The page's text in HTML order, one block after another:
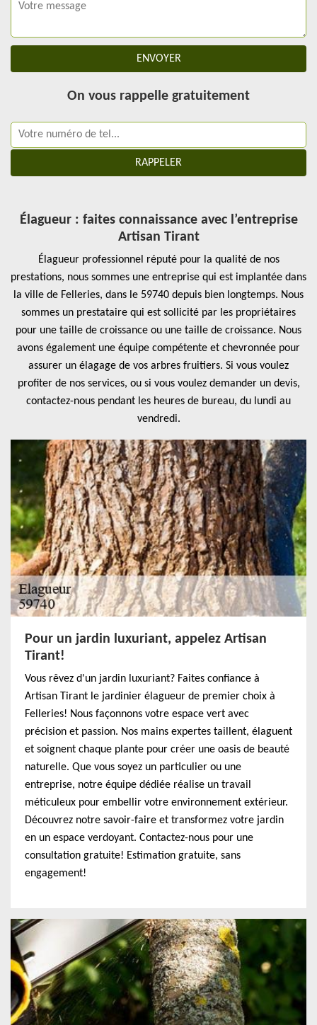
On vous rappelle gratuitement
Élagueur : faites connaissance avec l’entreprise
Artisan Tirant
Élagueur professionnel réputé pour la qualité de nos
prestations, nous sommes une entreprise qui est implantée dans
la ville de Felleries, dans le 59740 depuis bien longtemps. Nous
sommes un prestataire qui est sollicité par les propriétaires
pour une taille de croissance ou une taille de croissance. Nous
avons également une équipe compétente et chevronnée pour
assurer un élagage de vos arbres fruitiers. Si vous voulez
profiter de nos services, ou si vous voulez demander un devis,
contactez-nous pendant les heures de bureau, du lundi au
vendredi.
Pour un jardin luxuriant, appelez Artisan
Tirant!
Vous rêvez d'un jardin luxuriant? Faites confiance à
Artisan Tirant le jardinier élagueur de premier choix à
Felleries! Nous façonnons votre espace vert avec
précision et passion. Nos mains expertes taillent, élaguent
et soignent chaque plante pour créer une oasis de beauté
naturelle. Que vous soyez un particulier ou une
entreprise, notre équipe dédiée réalise un travail
méticuleux pour embellir votre environnement extérieur.
Découvrez notre savoir-faire et transformez votre jardin
en un espace verdoyant. Contactez-nous pour une
consultation gratuite! Estimation gratuite, sans
engagement!